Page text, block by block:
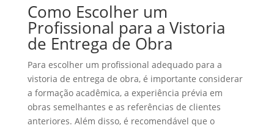
Como Escolher um
Profissional para a Vistoria
de Entrega de Obra
Para escolher um profissional adequado para a
vistoria de entrega de obra, é importante considerar
a formação acadêmica, a experiência prévia em
obras semelhantes e as referências de clientes
anteriores. Além disso, é recomendável que o